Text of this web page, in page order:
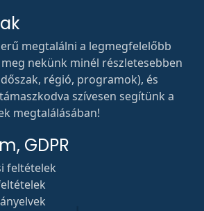
megtalálni a legmegfelelőbb
nekünk minél részletesebben
régió, programok), és
szívesen segítünk a
megtalálásában!
GDPR
feltételek